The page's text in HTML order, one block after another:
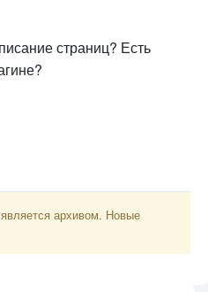
страниц? Есть
архивом. Новые